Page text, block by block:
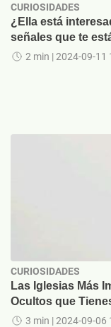
CURIOSIDADES
¿Ella está
señales que te
2 min | 2024-09-11
CURIOSIDADES
Las Iglesias Más
Ocultos que
3 min | 2024-09-06